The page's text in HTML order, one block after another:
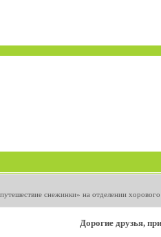
снежинки» на отделении
Дорогие друзья,